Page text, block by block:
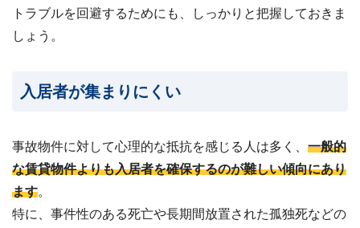
トラブルを回避するためにも、しっかりと把握しておきま
しょう。
入居者が集まりにくい
事故物件に対して心理的な抵抗を感じる人は多く、 一般的
な賃貸物件よりも入居者を確保するのが難しい傾向にあり
ます。
特に、事件性のある死亡や長期間放置された孤独死などの